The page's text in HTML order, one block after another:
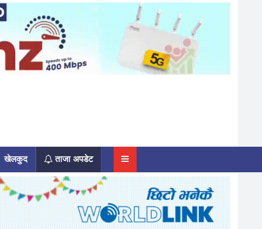
खेलकुद ताजा अपडेट